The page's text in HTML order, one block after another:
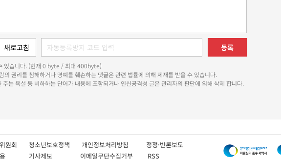
등록
있습니다. (현재 0 byte / 최대 400byte)
의 권리를 침해하거나 명예를 훼손하는 댓글은 관련 법률에 의해 제재를 받을 수 있습니다.
주는 욕설 등 비하하는 단어가 내용에 포함되거나 인신공격성 글은 관리자의 판단에 의해 삭제 합니다.
위원회 청소년보호정책 개인정보처리방침 정정·반론보도
용 기사제보 이메일무단수집거부 RSS